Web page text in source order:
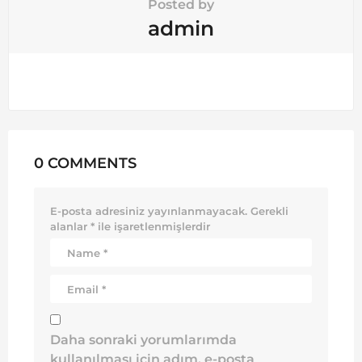
Posted by
admin
0 COMMENTS
E-posta adresiniz yayınlanmayacak. Gerekli
alanlar * ile işaretlenmişlerdir
Daha sonraki yorumlarımda